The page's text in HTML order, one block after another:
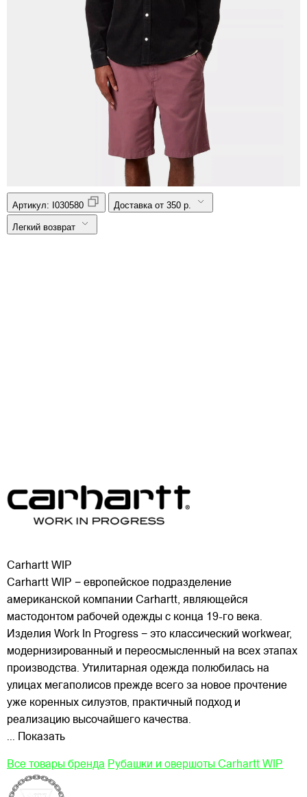
Артикул: I030580 Доставка от 350 р.
Легкий возврат
Carhartt WIP
Carhartt WIP − европейское подразделение
американской компании Carhartt, являющейся
мастодонтом рабочей одежды с конца 19-го века.
Изделия Work In Progress − это классический workwear,
модернизированный и переосмысленный на всех этапах
производства. Утилитарная одежда полюбилась на
улицах мегаполисов прежде всего за новое прочтение
уже коренных силуэтов, практичный подход и
реализацию высочайшего качества.
... Показать
Все товары бренда Рубашки и овершоты Carhartt WIP